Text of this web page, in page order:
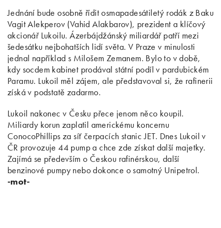
Jednání bude osobně řídit osmapadesátiletý rodák z Baku
Vagit Alekperov (Vahid Alakbarov), prezident a klíčový
akcionář Lukoilu. Ázerbájdžánský miliardář patří mezi
šedesátku nejbohatších lidí světa. V Praze v minulosti
jednal například s Milošem Zemanem. Bylo to v době,
kdy socdem kabinet prodával státní podíl v pardubickém
Paramu. Lukoil měl zájem, ale představoval si, že rafinerii
získá v podstatě zadarmo.
Lukoil nakonec v Česku přece jenom něco koupil.
Miliardy korun zaplatil americkému koncernu
ConocoPhillips za síť čerpacích stanic JET. Dnes Lukoil v
ČR provozuje 44 pump a chce zde získat další majetky.
Zajímá se především o Českou rafinérskou, další
benzinové pumpy nebo dokonce o samotný Unipetrol.
-mot-